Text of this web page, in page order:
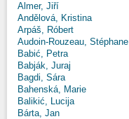
Almer, Jiří
Andělová, Kristina
Arpáš, Róbert
Audoin-Rouzeau, Stéphane
Babić, Petra
Babják, Juraj
Bagdi, Sára
Bahenská, Marie
Balikić, Lucija
Bárta, Jan